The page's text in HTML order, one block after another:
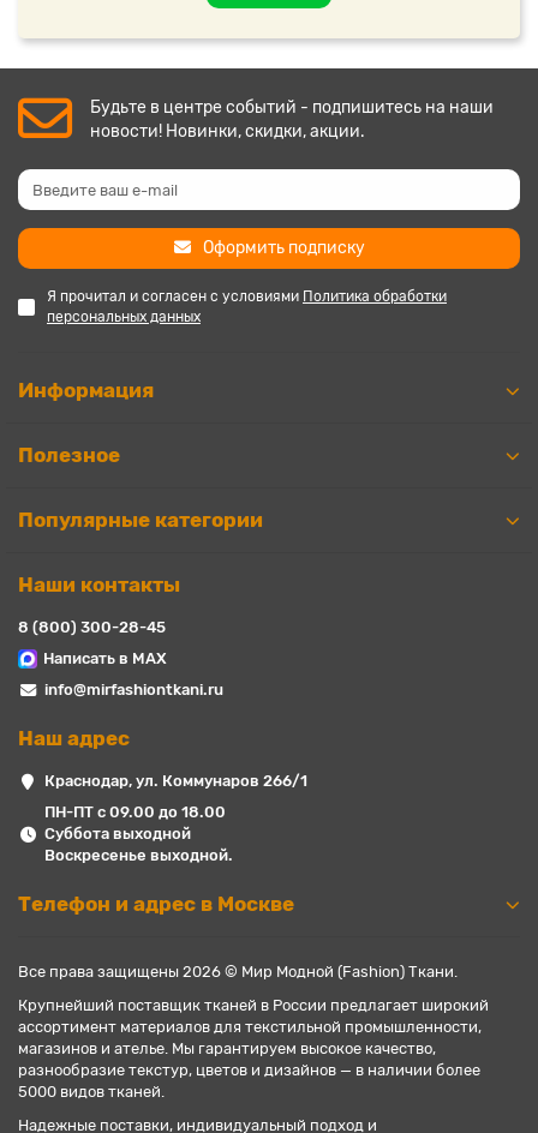
Будьте в центре событий - подпишитесь на наши
новости! Новинки, скидки, акции.
Оформить подписку
Я прочитал и согласен с условиями Политика обработки
персональных данных
Информация
Полезное
Популярные категории
Наши контакты
8 (800) 300-28-45
Написать в MAX
info@mirfashiontkani.ru
Наш адрес
Краснодар, ул. Коммунаров 266/1
ПН-ПТ с 09.00 до 18.00
Суббота выходной
Воскресенье выходной.
Телефон и адрес в Москве
Все права защищены 2026 © Мир Модной (Fashion) Ткани.
Крупнейший поставщик тканей в России предлагает широкий
ассортимент материалов для текстильной промышленности,
магазинов и ателье. Мы гарантируем высокое качество,
разнообразие текстур, цветов и дизайнов — в наличии более
5000 видов тканей.
Надежные поставки, индивидуальный подход и